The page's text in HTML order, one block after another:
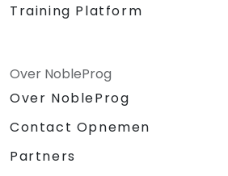
Training Platform
Over NobleProg
Over NobleProg
Contact Opnemen
Partners